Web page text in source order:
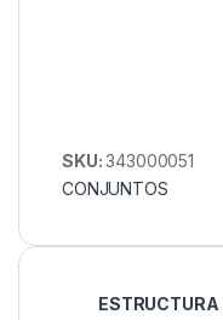
SKU:343000051
CONJUNTOS
ESTRUCTURA